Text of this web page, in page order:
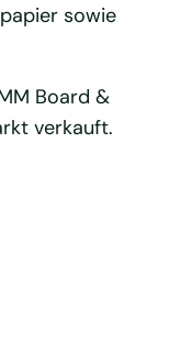
sowie
Board &
verkauft.